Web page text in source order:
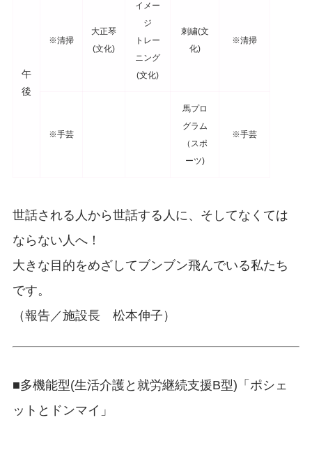
午
後
※清掃
大正琴
(文化)
イメー
ジ
トレー
ニング
(文化)
刺繍(文
化)
※清掃
※手芸
馬プロ
グラム
（スポ
ーツ)
※手芸
世話される人から世話する人に、そしてなくては
ならない人へ！
大きな目的をめざしてブンブン飛んでいる私たち
です。
（報告／施設長 松本伸子）
■多機能型(生活介護と就労継続支援B型)「ポシェ
ットとドンマイ」